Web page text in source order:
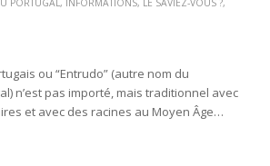
PORTUGAL, INFORMATIONS, LE SAVIEZ-VOUS ?,
ou “Entrudo” (autre nom du
n’est pas importé, mais traditionnel avec
et avec des racines au Moyen Âge…